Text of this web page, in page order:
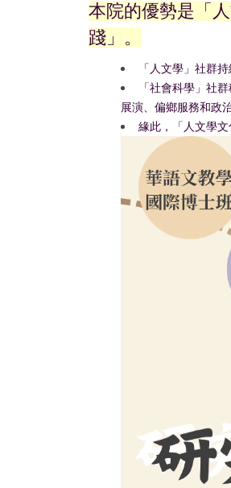
本院的優勢是「
踐」。
「人文學」社群
「社會科學」社
展演、偏鄉服務和政
緣此，「人文學